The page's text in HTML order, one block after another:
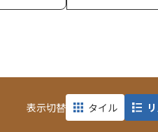
表示切替 タイル